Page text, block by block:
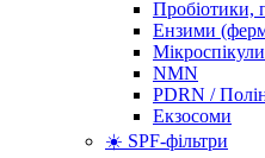
Пробіотики,
Ензими
NMN
PDRN /
Екзосоми
☀️ SPF-фільтри